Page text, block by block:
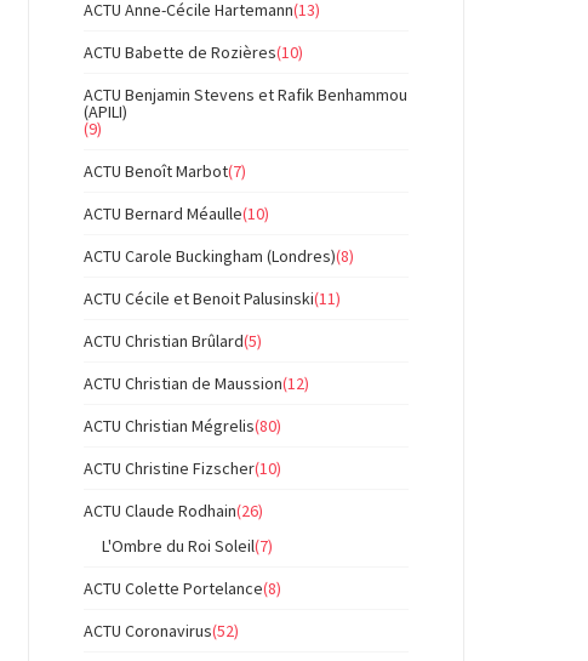
ACTU Anne-Cécile Hartemann(13)
ACTU Babette de Rozières(10)
ACTU Benjamin Stevens et Rafik Benhammou
(APILI)
(9)
ACTU Benoît Marbot(7)
ACTU Bernard Méaulle(10)
ACTU Carole Buckingham (Londres)(8)
ACTU Cécile et Benoit Palusinski(11)
ACTU Christian Brûlard(5)
ACTU Christian de Maussion(12)
ACTU Christian Mégrelis(80)
ACTU Christine Fizscher(10)
ACTU Claude Rodhain(26)
L'Ombre du Roi Soleil(7)
ACTU Colette Portelance(8)
ACTU Coronavirus(52)